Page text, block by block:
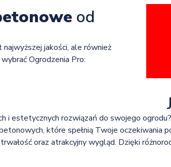
od
jakości, ale również
Ogrodzenia Pro:
i estetycznych rozwiązań do swojego
które spełnią Twoje oczekiwania
oraz atrakcyjny wygląd. Dzięki